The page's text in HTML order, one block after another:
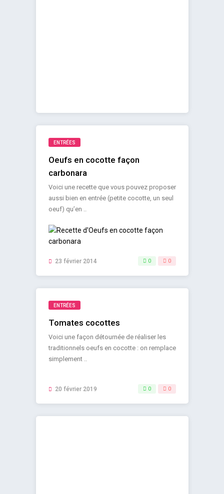
ENTRÉES
Oeufs en cocotte façon
carbonara
Voici une recette que vous pouvez proposer
aussi bien en entrée (petite cocotte, un seul
oeuf) qu’en ..
23 février 2014 0 0
ENTRÉES
Tomates cocottes
Voici une façon détournée de réaliser les
traditionnels oeufs en cocotte : on remplace
simplement ..
20 février 2019 0 0